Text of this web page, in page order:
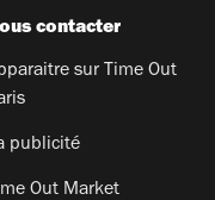
contacter
sur Time Out
publicité
Out Market